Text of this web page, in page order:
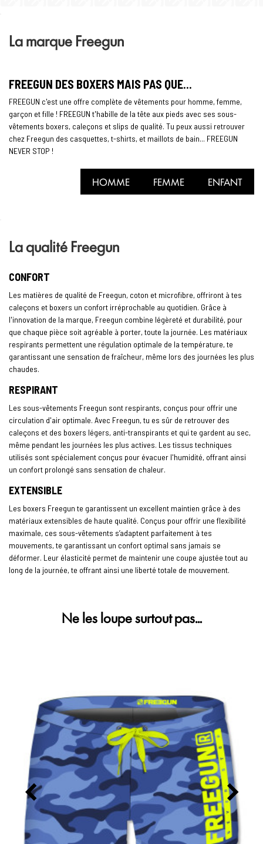
La marque Freegun
FREEGUN DES BOXERS MAIS PAS QUE...
FREEGUN c'est une offre complète de vêtements pour homme, femme,
garçon et fille ! FREEGUN t'habille de la tête aux pieds avec ses sous-
vêtements boxers, caleçons et slips de qualité. Tu peux aussi retrouver
chez Freegun des casquettes, t-shirts, et maillots de bain... FREEGUN
NEVER STOP !
HOMME FEMME ENFANT
La qualité Freegun
CONFORT
Les matières de qualité de Freegun, coton et microfibre, offriront à tes
caleçons et boxers un confort irréprochable au quotidien. Grâce à
l'innovation de la marque, Freegun combine légèreté et durabilité, pour
que chaque pièce soit agréable à porter, toute la journée. Les matériaux
respirants permettent une régulation optimale de la température, te
garantissant une sensation de fraîcheur, même lors des journées les plus
chaudes.
RESPIRANT
Les sous-vêtements Freegun sont respirants, conçus pour offrir une
circulation d'air optimale. Avec Freegun, tu es sûr de retrouver des
caleçons et des boxers légers, anti-transpirants et qui te gardent au sec,
même pendant les journées les plus actives. Les tissus techniques
utilisés sont spécialement conçus pour évacuer l'humidité, offrant ainsi
un confort prolongé sans sensation de chaleur.
EXTENSIBLE
Les boxers Freegun te garantissent un excellent maintien grâce à des
matériaux extensibles de haute qualité. Conçus pour offrir une flexibilité
maximale, ces sous-vêtements s’adaptent parfaitement à tes
mouvements, te garantissant un confort optimal sans jamais se
déformer. Leur élasticité permet de maintenir une coupe ajustée tout au
long de la journée, te offrant ainsi une liberté totale de mouvement.
Ne les loupe surtout pas…